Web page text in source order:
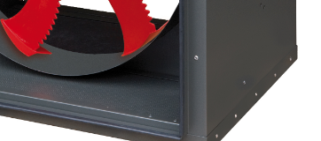
lighting and
material for
each project
and need